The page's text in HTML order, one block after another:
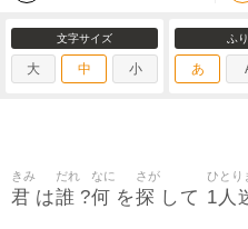
文字サイズ
大 中 小
ふ
あ
君
きみ
は誰
だれ
?何
なに
を探
さが
して 1人
ひとり